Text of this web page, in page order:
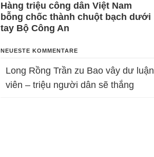
Hàng triệu công dân Việt Nam
bỗng chốc thành chuột bạch dưới
tay Bộ Công An
NEUESTE KOMMENTARE
Long Rồng Trần zu Bao vây dư luận
viên – triệu người dân sẽ thắng